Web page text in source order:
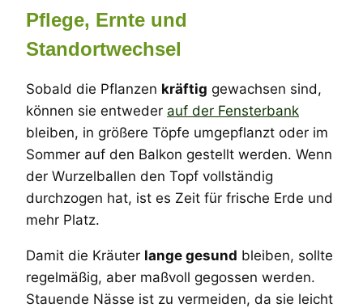
Pflege, Ernte und
Standortwechsel
Sobald die Pflanzen kräftig gewachsen sind,
können sie entweder auf der Fensterbank
bleiben, in größere Töpfe umgepflanzt oder im
Sommer auf den Balkon gestellt werden. Wenn
der Wurzelballen den Topf vollständig
durchzogen hat, ist es Zeit für frische Erde und
mehr Platz.
Damit die Kräuter lange gesund bleiben, sollte
regelmäßig, aber maßvoll gegossen werden.
Stauende Nässe ist zu vermeiden, da sie leicht